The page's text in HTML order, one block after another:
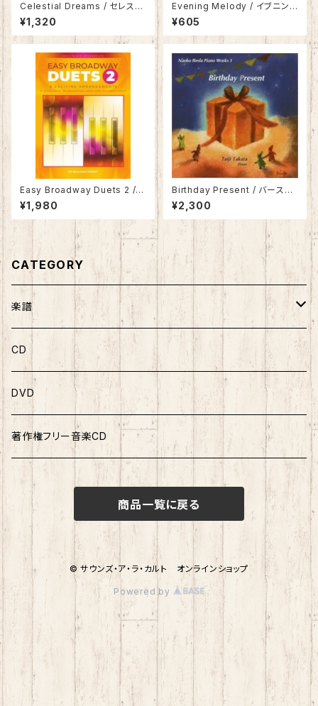
Celestial Dreams / セレステ
ィアル・ドリームス
¥1,320
Evening Melody / イブニン
グ・メロディー
¥605
Easy Broadway Duets 2 /
イージー ブロードウェイ デュエ
ット 2
¥1,980
Birthday Present / バースデ
ー・プレゼント 池田奈生子ピア
ノ作品集１
¥2,300
CATEGORY
楽譜
ソロ曲集
ソロピース
連弾曲集
連弾ピース
CD
DVD
著作権フリー音楽CD
商品一覧に戻る
© サウンズ・ア・ラ・カルト オンラインショップ
Powered by